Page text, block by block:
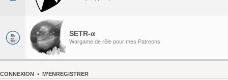
SETR-α
Wargame de rôle pour mes Patreons
CONNEXION • M’ENREGISTRER